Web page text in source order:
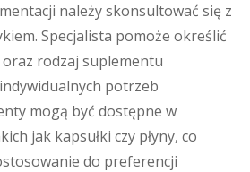
należy skonsultować się z
Specjalista pomoże określić
rodzaj suplementu
potrzeb
mogą być dostępne w
jak kapsułki czy płyny, co
do preferencji